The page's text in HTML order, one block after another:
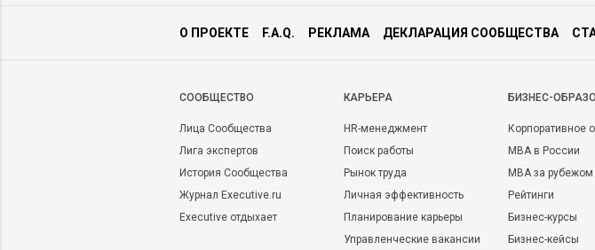
О ПРОЕКТЕ F.A.Q. РЕКЛАМА ДЕКЛАРАЦИЯ СООБЩЕСТВА
CООБЩЕСТВО
Лица Сообщества
Лига экспертов
История Сообщества
Журнал Executive.ru
Executive отдыхает
КАРЬЕРА
HR-менеджмент
Поиск работы
Рынок труда
Личная эффективность
Планирование карьеры
Управленческие вакансии
БИЗНЕС-
Корпоративное
MBA в России
MBA за рубежом
Рейтинги
Бизнес-курсы
Бизнес-кейсы